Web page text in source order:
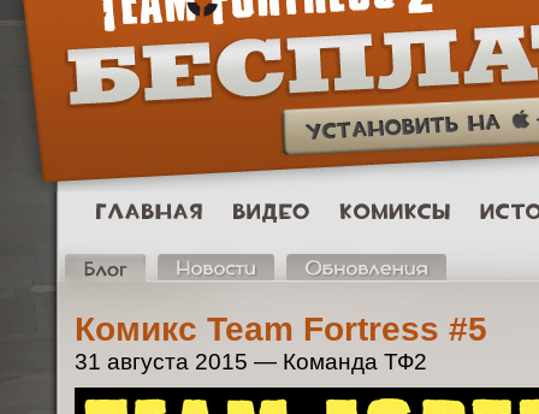
Комикс Team Fortress #5
31 августа 2015 — Команда ТФ2